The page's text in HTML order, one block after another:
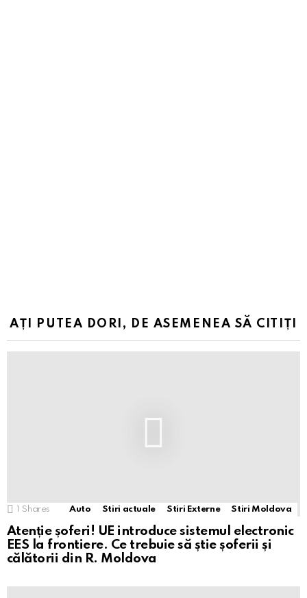
AȚI PUTEA DORI, DE ASEMENEA SĂ CITIȚI
1 Shares Auto Stiri actuale Stiri Externe Stiri Moldova
Atenție șoferi! UE introduce sistemul electronic
EES la frontiere. Ce trebuie să știe șoferii și
călătorii din R. Moldova